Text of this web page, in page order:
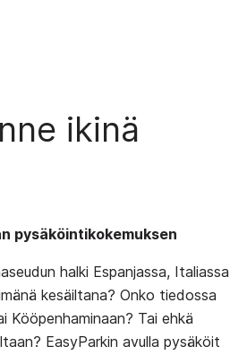
ikinä
pysäköintikokemuksen
halki Espanjassa, Italiassa
kesäiltana? Onko tiedossa
Kööpenhaminaan? Tai ehkä
EasyParkin avulla pysäköit